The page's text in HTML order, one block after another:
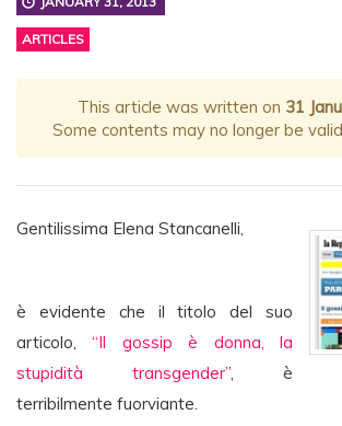
ARTICLES
This article was written on 31
Some contents may no longer be
Gentilissima Elena Stancanelli,
è evidente che il titolo del suo
articolo,“Il gossip è donna, la
stupidità transgender”, è
terribilmente fuorviante.